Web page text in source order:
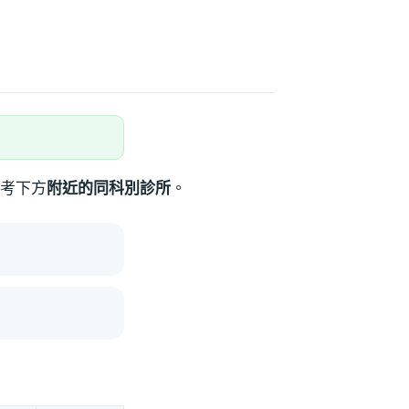
下方 附近的同科別診所 。